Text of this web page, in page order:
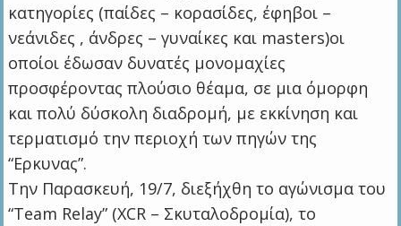
κατηγορίες (παίδες – κορασίδες, έφηβοι –
νεάνιδες , άνδρες – γυναίκες και masters)οι
οποίοι έδωσαν δυνατές μονομαχίες
προσφέροντας πλούσιο θέαμα, σε μια όμορφη
και πολύ δύσκολη διαδρομή, με εκκίνηση και
τερματισμό την περιοχή των πηγών της
“Ερκυνας”.
Την Παρασκευή, 19/7, διεξήχθη το αγώνισμα του
“Team Relay” (XCR – Σκυταλοδρομία), το